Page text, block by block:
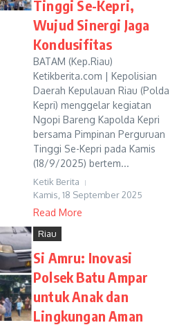
Tinggi Se-Kepri,
Wujud Sinergi Jaga
Kondusifitas
BATAM (Kep.Riau)
Ketikberita.com | Kepolisian
Daerah Kepulauan Riau (Polda
Kepri) menggelar kegiatan
Ngopi Bareng Kapolda Kepri
bersama Pimpinan Perguruan
Tinggi Se-Kepri pada Kamis
(18/9/2025) bertem...
Ketik Berita
Kamis, 18 September 2025
Read More
Riau
Si Amru: Inovasi
Polsek Batu Ampar
untuk Anak dan
Lingkungan Aman